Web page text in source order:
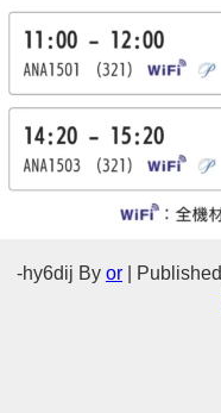
-hy6dij By or Published